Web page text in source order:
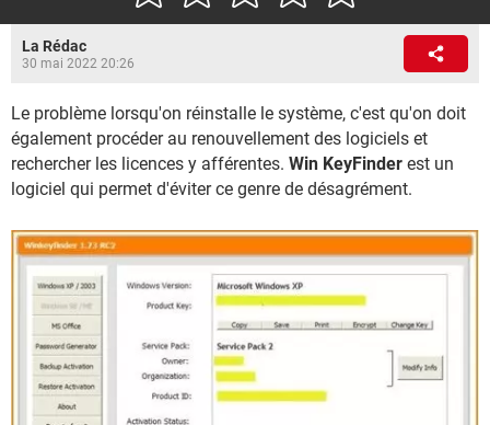
La Rédac
30 mai 2022 20:26
Le problème lorsqu'on réinstalle le système, c'est qu'on doit
également procéder au renouvellement des logiciels et
rechercher les licences y afférentes. Win KeyFinder est un
logiciel qui permet d'éviter ce genre de désagrément.